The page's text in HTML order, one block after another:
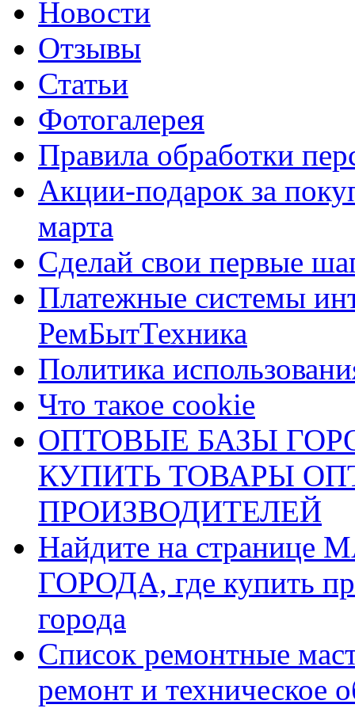
Новости
Отзывы
Статьи
Фотогалерея
Правила обработки
Акции-подарок за
марта
Сделай свои первые
Платежные системы
РемБытТехника
Политика
Что такое cookie
ОПТОВЫЕ БАЗЫ
КУПИТЬ ТОВАРЫ
ПРОИЗВОДИТЕЛЕЙ
Найдите на
ГОРОДА, где купить
города
Список ремонтные
ремонт и техническое